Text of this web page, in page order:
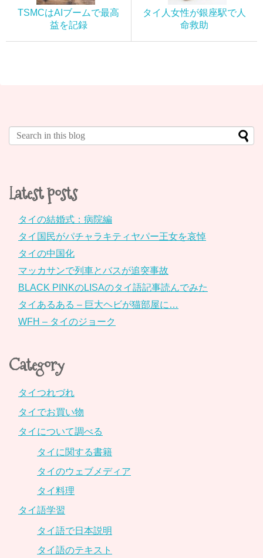
TSMCはAIブームで最高
益を記録
タイ人女性が銀座駅で人
命救助
Latest posts
タイの結婚式：病院編
タイ国民がパチャラキティヤパー王女を哀悼
タイの中国化
マッカサンで列車とバスが追突事故
BLACK PINKのLISAのタイ語記事読んでみた
タイあるある – 巨大ヘビが猫部屋に…
WFH – タイのジョーク
Category
タイつれづれ
タイでお買い物
タイについて調べる
タイに関する書籍
タイのウェブメディア
タイ料理
タイ語学習
タイ語で日本説明
タイ語のテキスト